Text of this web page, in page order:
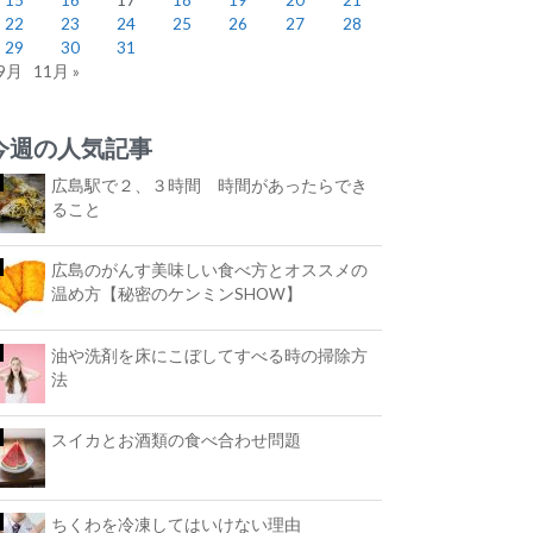
22
23 24 25 26 27
28
29
30
31
月
11月 »
週の人気記事
広島駅で２、３時間 時間があったらでき
ること
広島のがんす美味しい食べ方とオススメの
温め方【秘密のケンミンSHOW】
油や洗剤を床にこぼしてすべる時の掃除方
法
スイカとお酒類の食べ合わせ問題
ちくわを冷凍してはいけない理由